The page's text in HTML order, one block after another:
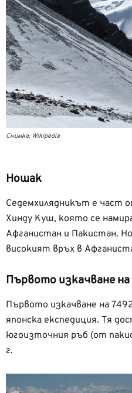
Снимка: Wikipedia
Ношак
Седемхилядникът е част
Хинду Куш, която се
Афганистан и Пакистан.
високият връх в
Първото изкачване на
Първото изкачване на
японска експедиция. Тя
югоизточния ръб (от
г.